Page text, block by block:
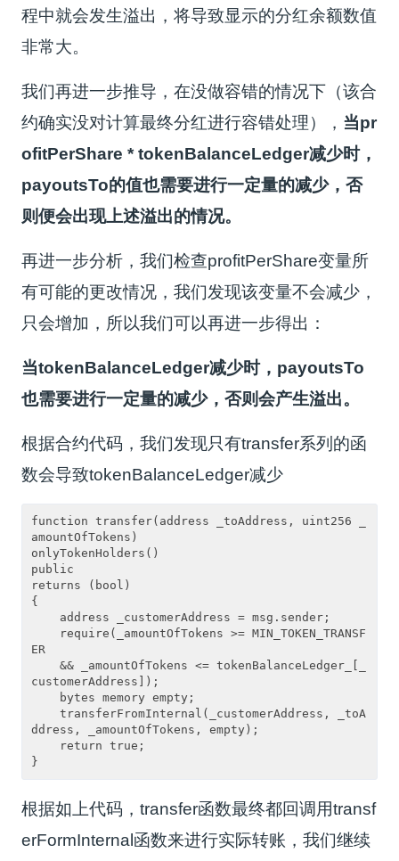
程中就会发生溢出，将导致显示的分红余额数值
非常大。
我们再进一步推导，在没做容错的情况下（该合
约确实没对计算最终分红进行容错处理）， 当pr
ofitPerShare * tokenBalanceLedger减少时，
payoutsTo的值也需要进行一定量的减少，否
则便会出现上述溢出的情况。
再进一步分析，我们检查profitPerShare变量所
有可能的更改情况，我们发现该变量不会减少，
只会增加，所以我们可以再进一步得出：
当tokenBalanceLedger减少时，payoutsTo
也需要进行一定量的减少，否则会产生溢出。
根据合约代码，我们发现只有transfer系列的函
数会导致tokenBalanceLedger减少
function transfer(address _toAddress, uint256 _
amountOfTokens)
onlyTokenHolders()
public
returns (bool)
{
address _customerAddress = msg.sender;
require(_amountOfTokens >= MIN_TOKEN_TRANSF
ER
&& _amountOfTokens <= tokenBalanceLedger_[_
customerAddress]);
bytes memory empty;
transferFromInternal(_customerAddress, _toA
ddress, _amountOfTokens, empty);
return true;
}
根据如上代码，transfer函数最终都回调用transf
erFormInternal函数来进行实际转账，我们继续